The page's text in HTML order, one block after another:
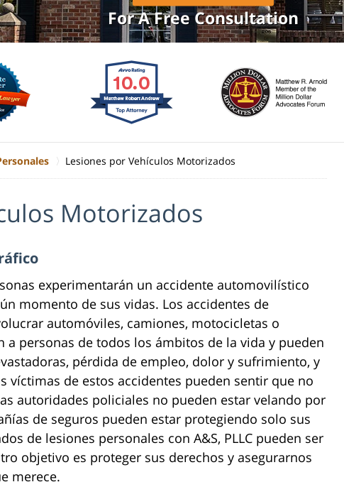
For A Free Consultation
Lesiones por Vehículos Motorizados
Motorizados
experimentarán un accidente automovilístico
momento de sus vidas. Los accidentes de
automóviles, camiones, motocicletas o
a personas de todos los ámbitos de la vida y pueden
pérdida de empleo, dolor y sufrimiento, y
víctimas de estos accidentes pueden sentir que no
autoridades policiales no pueden estar velando por
de seguros pueden estar protegiendo solo sus
de lesiones personales con A&S, PLLC pueden ser
objetivo es proteger sus derechos y asegurarnos
merece.